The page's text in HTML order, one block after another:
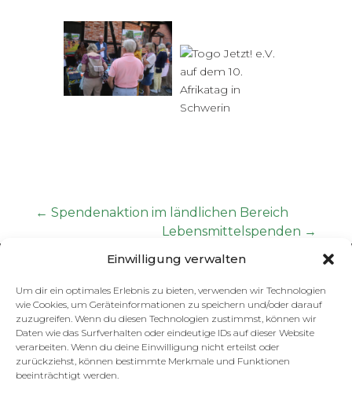
Einwilligung verwalten
Um dir ein optimales Erlebnis zu bieten, verwenden wir Technologien
wie Cookies, um Geräteinformationen zu speichern und/oder darauf
zuzugreifen. Wenn du diesen Technologien zustimmst, können wir
Daten wie das Surfverhalten oder eindeutige IDs auf dieser Website
verarbeiten. Wenn du deine Einwilligung nicht erteilst oder
zurückziehst, können bestimmte Merkmale und Funktionen
beeinträchtigt werden.
← Spendenaktion im ländlichen Bereich
Lebensmittelspenden →
KONTAKT
Togo Jetzt! e.V.
Buschstraße 1
19053 Schwerin